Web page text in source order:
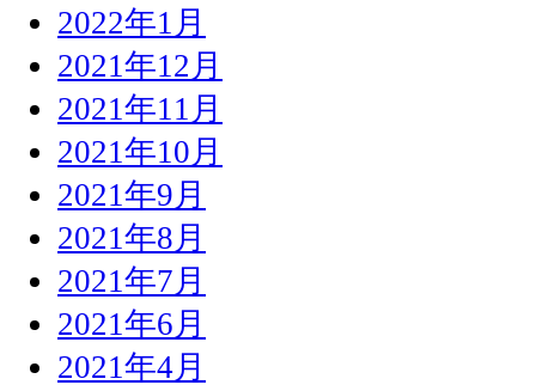
2022年1月
2021年12月
2021年11月
2021年10月
2021年9月
2021年8月
2021年7月
2021年6月
2021年4月